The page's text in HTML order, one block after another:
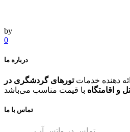
by
0
درباره ما
دهنده خدماتتورهای گردشگری در
و اقامتگاه
تماس با ما